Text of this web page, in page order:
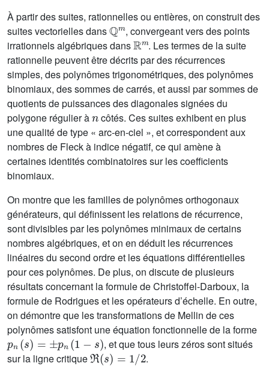
À partir des suites, rationnelles ou entières, on construit des
suites vectorielles dans
ℚm
, convergeant vers des points
irrationnels algébriques dans
ℝm
. Les termes de la suite
rationnelle peuvent être décrits par des récurrences
simples, des polynômes trigonométriques, des polynômes
binomiaux, des sommes de carrés, et aussi par sommes de
quotients de puissances des diagonales signées du
polygone régulier à
n
côtés. Ces suites exhibent en plus
une qualité de type « arc-en-ciel », et correspondent aux
nombres de Fleck à indice négatif, ce qui amène à
certaines identités combinatoires sur les coefficients
binomiaux.
On montre que les familles de polynômes orthogonaux
générateurs, qui définissent les relations de récurrence,
sont divisibles par les polynômes minimaux de certains
nombres algébriques, et on en déduit les récurrences
linéaires du second ordre et les équations différentielles
pour ces polynômes. De plus, on discute de plusieurs
résultats concernant la formule de Christoffel-Darboux, la
formule de Rodrigues et les opérateurs d’échelle. En outre,
on démontre que les transformations de Mellin de ces
polynômes satisfont une équation fonctionnelle de la forme
pn(s)=±pn(1-s)
, et que tous leurs zéros sont situés
sur la ligne critique
ℜ(s)=1/2
.